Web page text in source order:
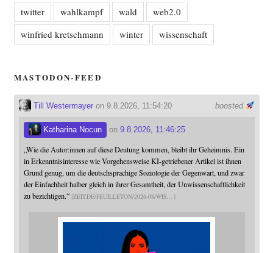
twitter
wahlkampf wald
web2.0
winfried kretschmann
winter wissenschaft
MASTODON-FEED
boosted
Till Westermayeron 9.8.2026, 11:54:20
Katharina Nocun on 9.8.2026, 11:46:25
„Wie die Autor:innen auf diese Deutung kommen, bleibt ihr Geheimnis. Ein
in Erkenntnisinteresse wie Vorgehensweise KI-getriebener Artikel ist ihnen
Grund genug, um die deutschsprachige Soziologie der Gegenwart, und zwar
der Einfachheit halber gleich in ihrer Gesamtheit, der Unwissenschaftlichkeit
zu bezichtigen.“ ZEIT.DE/FEUILLETON/2026-08/WIS